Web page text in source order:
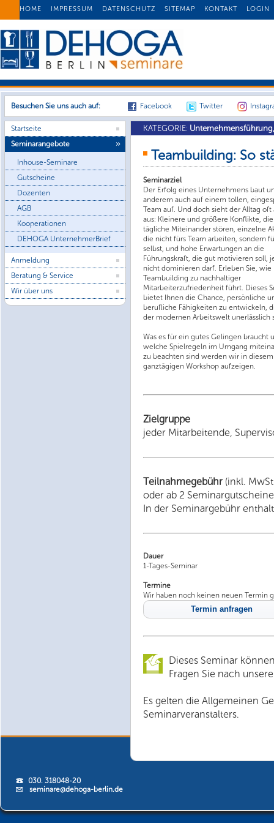
HOME IMPRESSUM DATENSCHUTZ SITEMAP KONTAKT LOGIN
Besuchen Sie uns auch auf: Facebook Twitter
Startseite
Seminarangebote
Inhouse-Seminare
Gutscheine
Dozenten
AGB
Kooperationen
DEHOGA UnternehmerBrief
Anmeldung
Beratung & Service
Wir über uns
KATEGORIE:
Teambuilding: So
Seminarziel
Der Erfolg eines Unternehmens baut
anderem auch auf einem tollen,
Team auf. Und doch sieht der Alltag oft
aus: Kleinere und größere Konflikte, die
tägliche Miteinander stören, einzelne
die nicht fürs Team arbeiten, sondern
selbst, und hohe Erwartungen an die
Führungskraft, die gut motivieren soll,
nicht dominieren darf. Erleben Sie, wie
Teambuilding zu nachhaltiger
Mitarbeiterzufriedenheit führt. Dieses
bietet Ihnen die Chance, persönliche
berufliche Fähigkeiten zu entwickeln,
der modernen Arbeitswelt unerlässlich
Was es für ein gutes Gelingen braucht
welche Spielregeln im Umgang
zu beachten sind werden wir in diesem
ganztägigen Workshop aufzeigen.
Zielgruppe
jeder Mitarbeitende,
Teilnahmegebühr (inkl.
oder ab 2 Seminargutscheine
In der Seminargebühr
Dauer
1-Tages-Seminar
Termine
Wir haben noch keinen neuen Termin
Termin anfragen
Dieses Seminar
Fragen Sie nach
Es gelten die Allgemeinen
Seminarveranstalters.
030. 318048-20
seminare@dehoga-berlin.de